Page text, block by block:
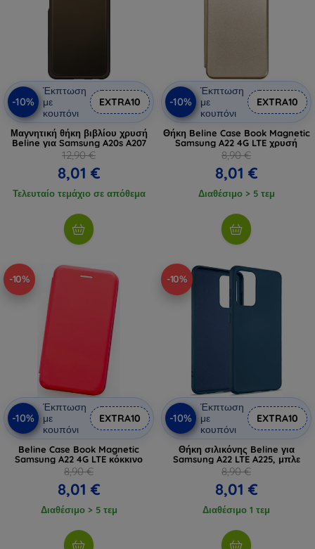
-10%
Έκπτωση
με
κουπόνι
EXTRA10
Μαγνητική θήκη βιβλίου χρυσή
Beline για Samsung A20s A207
12,90 €
8,01 €
Τελευταίο τεμάχιο σε απόθεμα
-10%
Έκπτωση
με
κουπόνι
EXTRA10
Θήκη Beline Case Book Magnetic
Samsung A22 4G LTE χρυσή
8,90 €
8,01 €
Διαθέσιμο > 5 τεμ
-10%
-10%
Έκπτωση
με
κουπόνι
EXTRA10
Beline Case Book Magnetic
Samsung A22 4G LTE κόκκινο
8,90 €
8,01 €
Διαθέσιμο > 5 τεμ
-10%
-10%
Έκπτωση
με
κουπόνι
EXTRA10
Θήκη σιλικόνης Beline για
Samsung A22 LTE A225, μπλε
8,90 €
8,01 €
Διαθέσιμο 1 τεμ